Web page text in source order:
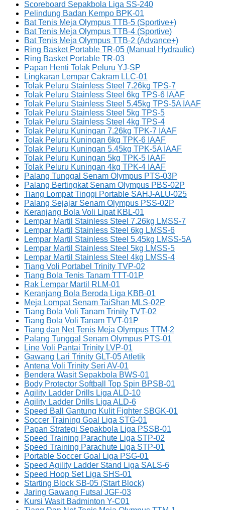
Scoreboard Sepakbola Liga SS-240
Pelindung Badan Kempo BPK-01
Bat Tenis Meja Olympus TTB-5 (Sportive+)
Bat Tenis Meja Olympus TTB-4 (Sportive)
Bat Tenis Meja Olympus TTB-2 (Advance+)
Ring Basket Portable TR-05 (Manual Hydraulic)
Ring Basket Portable TR-03
Papan Henti Tolak Peluru YJ-SP
Lingkaran Lempar Cakram LLC-01
Tolak Peluru Stainless Steel 7.26kg TPS-7
Tolak Peluru Stainless Steel 6kg TPS-6 IAAF
Tolak Peluru Stainless Steel 5.45kg TPS-5A IAAF
Tolak Peluru Stainless Steel 5kg TPS-5
Tolak Peluru Stainless Steel 4kg TPS-4
Tolak Peluru Kuningan 7.26kg TPK-7 IAAF
Tolak Peluru Kuningan 6kg TPK-6 IAAF
Tolak Peluru Kuningan 5.45kg TPK-5A IAAF
Tolak Peluru Kuningan 5kg TPK-5 IAAF
Tolak Peluru Kuningan 4kg TPK-4 IAAF
Palang Tunggal Senam Olympus PTS-03P
Palang Bertingkat Senam Olympus PBS-02P
Tiang Lompat Tinggi Portable SAHJ-ALU-025
Palang Sejajar Senam Olympus PSS-02P
Keranjang Bola Voli Lipat KBL-01
Lempar Martil Stainless Steel 7.26kg LMSS-7
Lempar Martil Stainless Steel 6kg LMSS-6
Lempar Martil Stainless Steel 5.45kg LMSS-5A
Lempar Martil Stainless Steel 5kg LMSS-5
Lempar Martil Stainless Steel 4kg LMSS-4
Tiang Voli Portabel Trinity TVP-02
Tiang Bola Tenis Tanam TTT-01P
Rak Lempar Martil RLM-01
Keranjang Bola Beroda Liga KBB-01
Meja Lompat Senam TaiShan MLS-02P
Tiang Bola Voli Tanam Trinity TVT-02
Tiang Bola Voli Tanam TVT-01P
Tiang dan Net Tenis Meja Olympus TTM-2
Palang Tunggal Senam Olympus PTS-01
Line Voli Pantai Trinity LVP-01
Gawang Lari Trinity GLT-05 Atletik
Antena Voli Trinity Seri AV-01
Bendera Wasit Sepakbola BWS-01
Body Protector Softball Top Spin BPSB-01
Agility Ladder Drills Liga ALD-10
Agility Ladder Drills Liga ALD-6
Speed Ball Gantung Kulit Fighter SBGK-01
Soccer Training Goal Liga STG-01
Papan Strategi Sepakbola Liga PSSB-01
Speed Training Parachute Liga STP-02
Speed Training Parachute Liga STP-01
Portable Soccer Goal Liga PSG-01
Speed Agility Ladder Stand Liga SALS-6
Speed Hoop Set Liga SHS-01
Starting Block SB-05 (Start Block)
Jaring Gawang Futsal JGF-03
Kursi Wasit Badminton Y-C01